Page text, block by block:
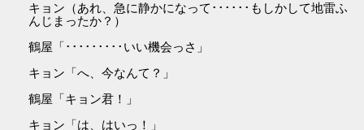
キョン（あれ、急に静かになって･･････もしかして地雷ふ
んじまったか？）
鶴屋「･････････いい機会っさ」
キョン「へ、今なんて？」
鶴屋「キョン君！」
キョン「は、はいっ！」